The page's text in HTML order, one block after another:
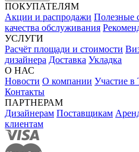
ПОКУПАТЕЛЯМ
Акции и распродажи Полезные
качества обслуживания
УСЛУГИ
Расчёт площади и стоимости
дизайнера Доставка Укладка
О НАС
Новости О компании Участие в
Контакты
ПАРТНЕРАМ
Дизайнерам Поставщикам
клиентам